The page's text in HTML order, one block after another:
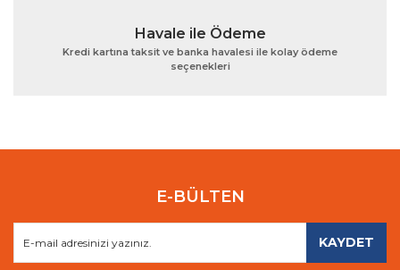
Havale ile Ödeme
Kredi kartına taksit ve banka havalesi ile kolay ödeme
seçenekleri
E-BÜLTEN
KAYDET